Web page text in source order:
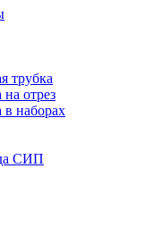
трубка
на отрез
в наборах
СИП